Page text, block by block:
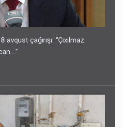
çağırışı: “Çıxılmaz